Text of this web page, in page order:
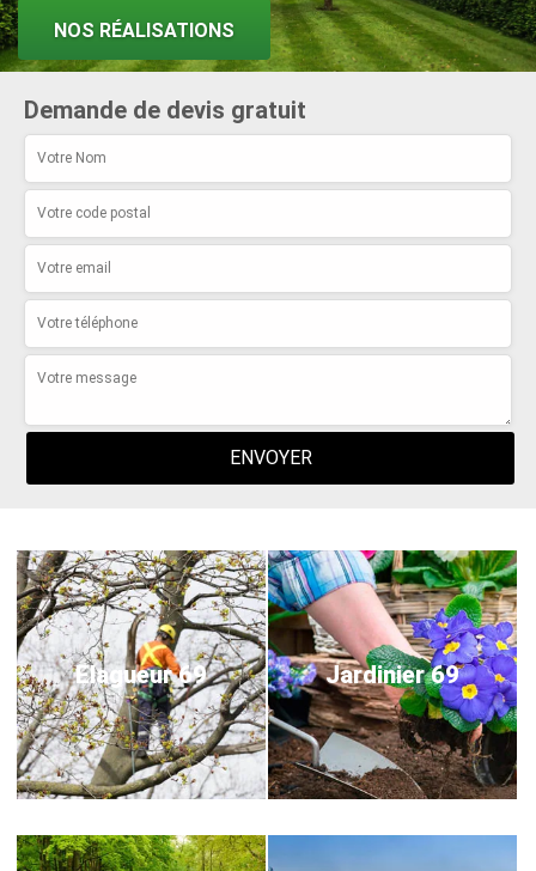
NOS RÉALISATIONS
Demande de devis gratuit
Elagueur 69 Jardinier 69